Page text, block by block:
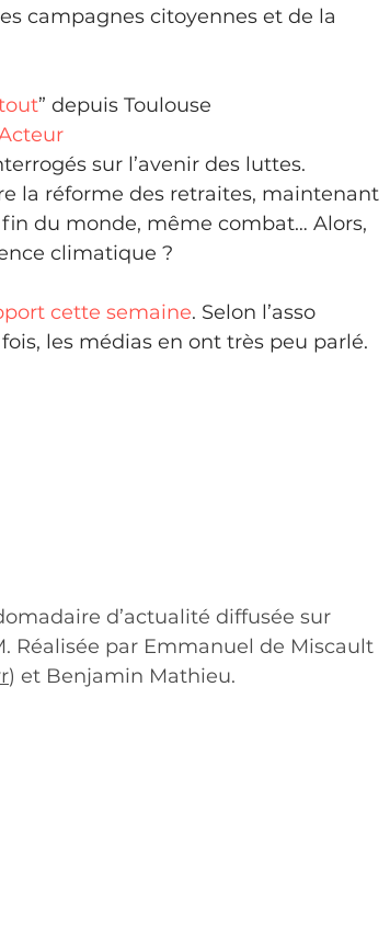
campagnes citoyennes et de la
” depuis Toulouse
sur l’avenir des luttes.
la réforme des retraites, maintenant
du monde, même combat… Alors,
climatique ?
cette semaine. Selon l’asso
les médias en ont très peu parlé.
d’actualité diffusée sur
Réalisée par Emmanuel de Miscault
) et Benjamin Mathieu.